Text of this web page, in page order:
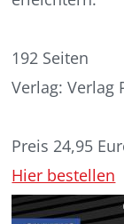
192 Seiten
Verlag: Verlag
Preis 24,95
Hier bestellen